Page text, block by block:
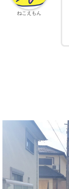
ねこえもん